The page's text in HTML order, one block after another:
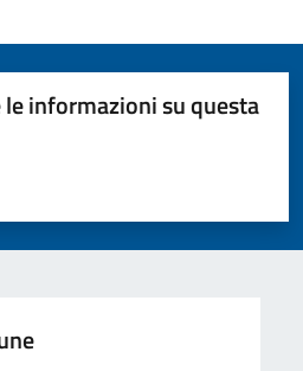
informazioni su questa
su 5
su 5
5